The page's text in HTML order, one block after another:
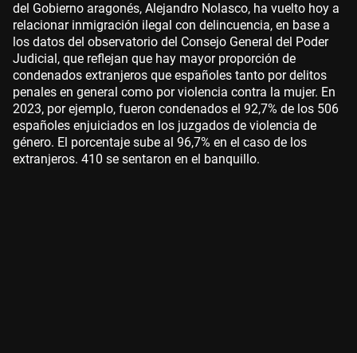
del Gobierno aragonés, Alejandro Nolasco, ha vuelto hoy a
relacionar inmigración ilegal con delincuencia, en base a
los datos del observatorio del Consejo General del Poder
Judicial, que reflejan que hay mayor proporción de
condenados extranjeros que españoles tanto por delitos
penales en general como por violencia contra la mujer. En
2023, por ejemplo, fueron condenados el 92,7% de los 506
españoles enjuiciados en los juzgados de violencia de
género. El porcentaje sube al 96,7% en el caso de los
extranjeros. 410 se sentaron en el banquillo.